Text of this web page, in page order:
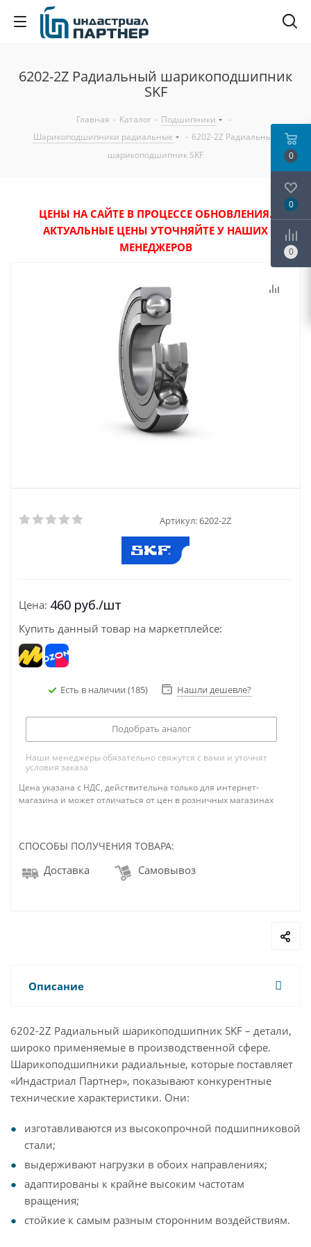
6202-2Z Радиальный шарикоподшипник
SKF
Главная - Каталог - Подшипники
-
Шарикоподшипники радиальные
- 6202-2Z Радиальный
шарикоподшипник SKF
ЦЕНЫ НА САЙТЕ В ПРОЦЕССЕ ОБНОВЛЕНИЯ.
АКТУАЛЬНЫЕ ЦЕНЫ УТОЧНЯЙТЕ У НАШИХ
МЕНЕДЖЕРОВ
Артикул:6202-2Z
Цена: 460 руб./шт
Купить данный товар на маркетплейсе:
Есть в наличии (185) Нашли дешевле?
Подобрать аналог
Наши менеджеры обязательно свяжутся с вами и уточнят
условия заказа
Цена указана с НДС, действительна только для интернет-
магазина и может отличаться от цен в розничных магазинах
СПОСОБЫ ПОЛУЧЕНИЯ ТОВАРА:
Доставка Самовывоз
Описание
6202-2Z Радиальный шарикоподшипник SKF – детали,
широко применяемые в производственной сфере.
Шарикоподшипники радиальные, которые поставляет
«Индастриал Партнер», показывают конкурентные
технические характеристики. Они:
изготавливаются из высокопрочной подшипниковой
стали;
выдерживают нагрузки в обоих направлениях;
адаптированы к крайне высоким частотам
вращения;
стойкие к самым разным сторонним воздействиям.
0
0
0